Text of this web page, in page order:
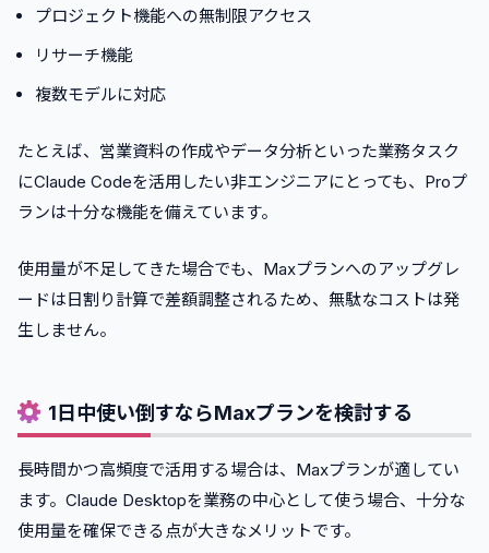
プロジェクト機能への無制限アクセス
リサーチ機能
複数モデルに対応
たとえば、営業資料の作成やデータ分析といった業務タスク
にClaude Codeを活用したい非エンジニアにとっても、Proプ
ランは十分な機能を備えています。
使用量が不足してきた場合でも、Maxプランへのアップグレ
ードは日割り計算で差額調整されるため、無駄なコストは発
生しません。
1日中使い倒すならMaxプランを検討する
長時間かつ高頻度で活用する場合は、Maxプランが適してい
ます。Claude Desktopを業務の中心として使う場合、十分な
使用量を確保できる点が大きなメリットです。